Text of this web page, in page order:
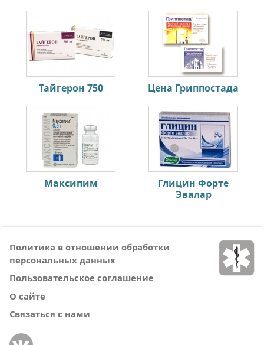
Тайгерон 750 Цена Гриппостада
Максипим
Глицин Форте
Эвалар
Политика в отношении обработки
персональных данных
Пользовательское соглашение
О сайте
Связаться с нами